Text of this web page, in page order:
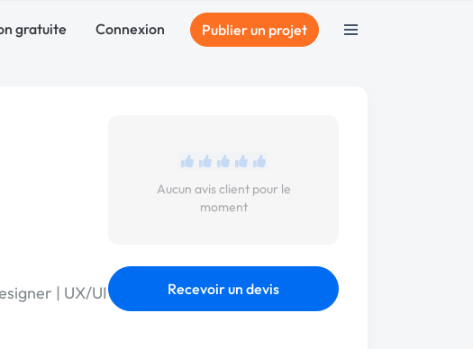
gratuite Connexion Publier un projet
| UX/UI
Aucun avis client pour le
moment
Recevoir un devis